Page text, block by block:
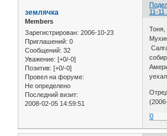
11-11
землячка
Members
Зарегистрирован: 2006-10-23
Приглашений: 0
Сообщений: 32
Уважение: [+0/-0]
Позитив: [+0/-0]
Провел на форуме:
Не определено
Последний визит:
2008-02-05 14:59:51
Тоня,
0